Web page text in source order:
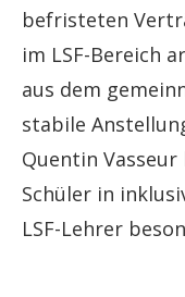
befristeten
im LSF-Bereich
aus dem
stabile
Quentin
Schüler in
LSF-Lehrer